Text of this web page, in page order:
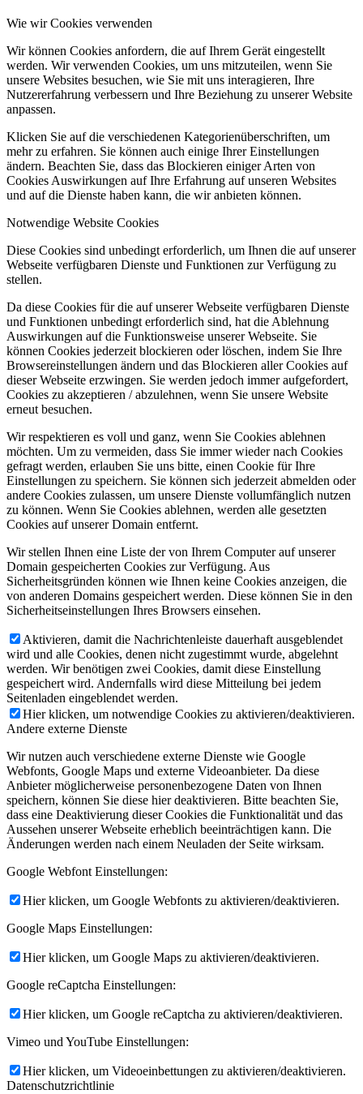
Wie wir Cookies verwenden
Wir können Cookies anfordern, die auf Ihrem Gerät eingestellt
werden. Wir verwenden Cookies, um uns mitzuteilen, wenn Sie
unsere Websites besuchen, wie Sie mit uns interagieren, Ihre
Nutzererfahrung verbessern und Ihre Beziehung zu unserer Website
anpassen.
Klicken Sie auf die verschiedenen Kategorienüberschriften, um
mehr zu erfahren. Sie können auch einige Ihrer Einstellungen
ändern. Beachten Sie, dass das Blockieren einiger Arten von
Cookies Auswirkungen auf Ihre Erfahrung auf unseren Websites
und auf die Dienste haben kann, die wir anbieten können.
Notwendige Website Cookies
Diese Cookies sind unbedingt erforderlich, um Ihnen die auf unserer
Webseite verfügbaren Dienste und Funktionen zur Verfügung zu
stellen.
Da diese Cookies für die auf unserer Webseite verfügbaren Dienste
und Funktionen unbedingt erforderlich sind, hat die Ablehnung
Auswirkungen auf die Funktionsweise unserer Webseite. Sie
können Cookies jederzeit blockieren oder löschen, indem Sie Ihre
Browsereinstellungen ändern und das Blockieren aller Cookies auf
dieser Webseite erzwingen. Sie werden jedoch immer aufgefordert,
Cookies zu akzeptieren / abzulehnen, wenn Sie unsere Website
erneut besuchen.
Wir respektieren es voll und ganz, wenn Sie Cookies ablehnen
möchten. Um zu vermeiden, dass Sie immer wieder nach Cookies
gefragt werden, erlauben Sie uns bitte, einen Cookie für Ihre
Einstellungen zu speichern. Sie können sich jederzeit abmelden oder
andere Cookies zulassen, um unsere Dienste vollumfänglich nutzen
zu können. Wenn Sie Cookies ablehnen, werden alle gesetzten
Cookies auf unserer Domain entfernt.
Wir stellen Ihnen eine Liste der von Ihrem Computer auf unserer
Domain gespeicherten Cookies zur Verfügung. Aus
Sicherheitsgründen können wie Ihnen keine Cookies anzeigen, die
von anderen Domains gespeichert werden. Diese können Sie in den
Sicherheitseinstellungen Ihres Browsers einsehen.
Aktivieren, damit die Nachrichtenleiste dauerhaft ausgeblendet
wird und alle Cookies, denen nicht zugestimmt wurde, abgelehnt
werden. Wir benötigen zwei Cookies, damit diese Einstellung
gespeichert wird. Andernfalls wird diese Mitteilung bei jedem
Seitenladen eingeblendet werden.
Hier klicken, um notwendige Cookies zu aktivieren/deaktivieren.
Andere externe Dienste
Wir nutzen auch verschiedene externe Dienste wie Google
Webfonts, Google Maps und externe Videoanbieter. Da diese
Anbieter möglicherweise personenbezogene Daten von Ihnen
speichern, können Sie diese hier deaktivieren. Bitte beachten Sie,
dass eine Deaktivierung dieser Cookies die Funktionalität und das
Aussehen unserer Webseite erheblich beeinträchtigen kann. Die
Änderungen werden nach einem Neuladen der Seite wirksam.
Google Webfont Einstellungen:
Hier klicken, um Google Webfonts zu aktivieren/deaktivieren.
Google Maps Einstellungen:
Hier klicken, um Google Maps zu aktivieren/deaktivieren.
Google reCaptcha Einstellungen:
Hier klicken, um Google reCaptcha zu aktivieren/deaktivieren.
Vimeo und YouTube Einstellungen:
Hier klicken, um Videoeinbettungen zu aktivieren/deaktivieren.
Datenschutzrichtlinie